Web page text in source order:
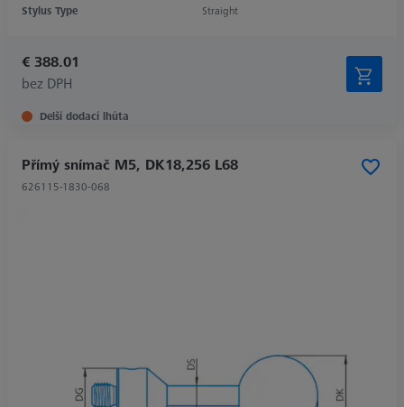
Stylus Type
Straight
€ 388.01
bez DPH
Delší dodací lhůta
Přímý snímač M5, DK18,256 L68
626115-1830-068